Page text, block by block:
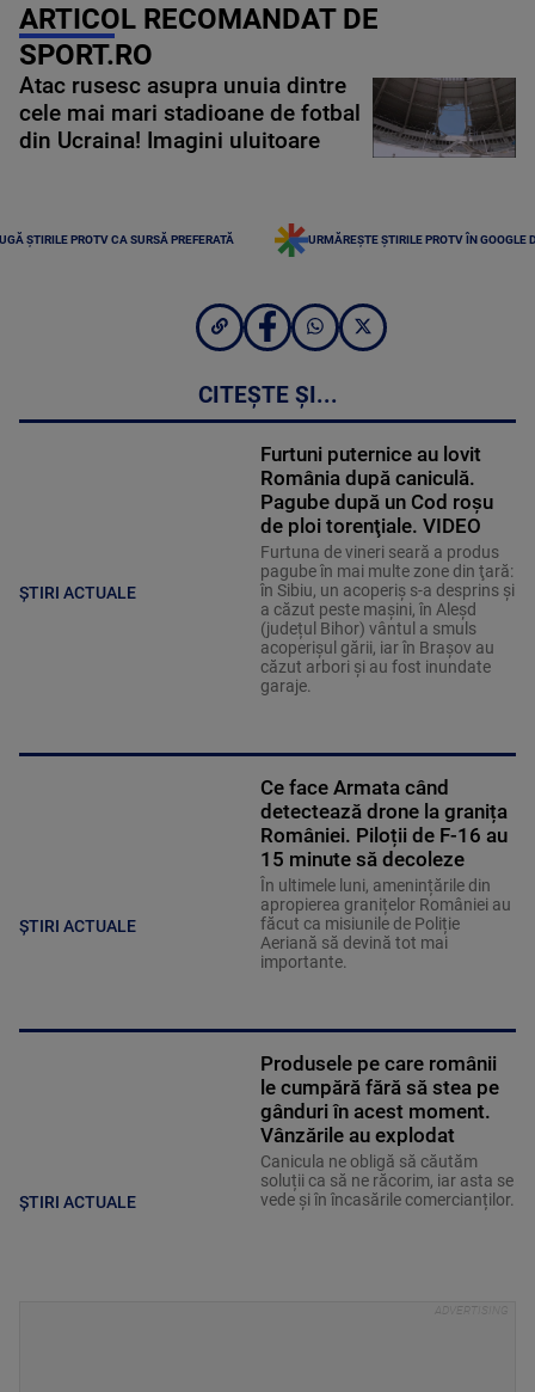
ARTICOL RECOMANDAT DE
SPORT.RO
Atac rusesc asupra unuia dintre
cele mai mari stadioane de fotbal
din Ucraina! Imagini uluitoare
ȘTIRILE PROTV CA SURSĂ PREFERATĂ URMĂREȘTE ȘTIRILE PROTV ÎN GOOGLE
CITEȘTE ȘI...
ȘTIRI ACTUALE
Furtuni puternice au lovit
România după caniculă.
Pagube după un Cod roşu
de ploi torenţiale. VIDEO
Furtuna de vineri seară a produs
pagube în mai multe zone din ţară:
în Sibiu, un acoperiş s-a desprins și
a căzut peste maşini, în Aleşd
(județul Bihor) vântul a smuls
acoperişul gării, iar în Braşov au
căzut arbori şi au fost inundate
garaje.
ȘTIRI ACTUALE
Ce face Armata când
detectează drone la granița
României. Piloții de F-16 au
15 minute să decoleze
În ultimele luni, amenințările din
apropierea granițelor României au
făcut ca misiunile de Poliție
Aeriană să devină tot mai
importante.
ȘTIRI ACTUALE
Produsele pe care românii
le cumpără fără să stea pe
gânduri în acest moment.
Vânzările au explodat
Canicula ne obligă să căutăm
soluții ca să ne răcorim, iar asta se
vede și în încasările comercianților.